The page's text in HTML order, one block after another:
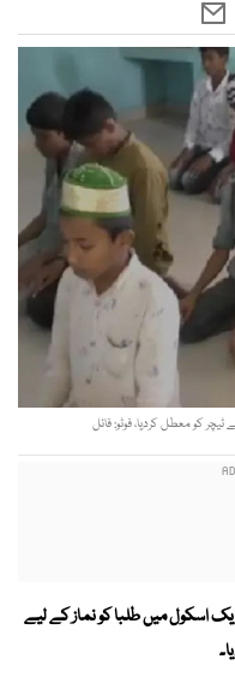
کو معطل کردیا، فوٹو: فائل
اسکول میں طلبا کو نماز کے لیے